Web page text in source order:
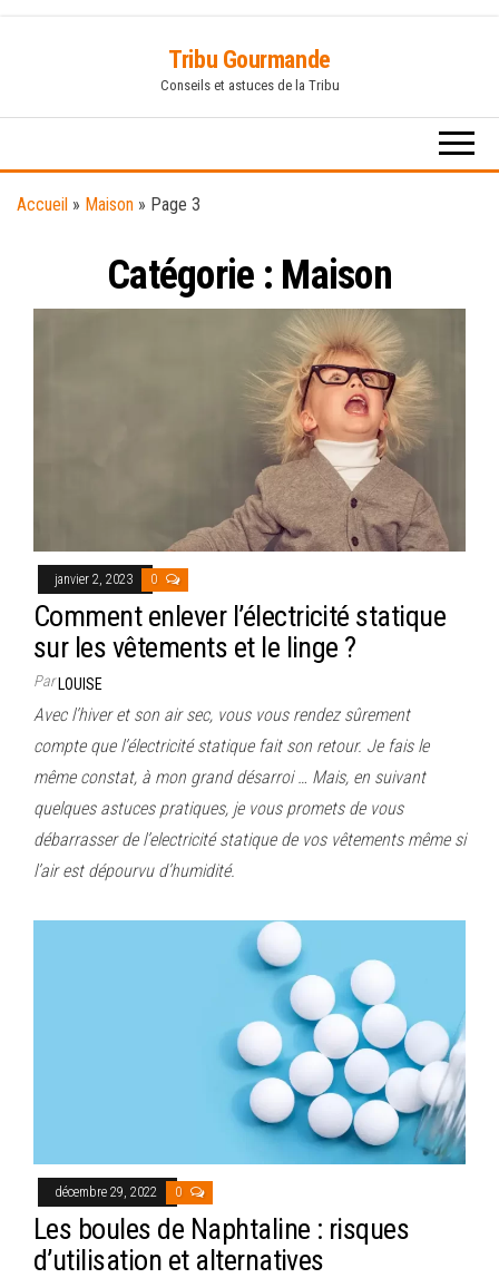
content
Tribu Gourmande
Conseils et astuces de la Tribu
Accueil » Maison » Page 3
Catégorie : Maison
janvier 2, 2023 0
Comment enlever l’électricité statique
sur les vêtements et le linge ?
ParLOUISE
Avec l’hiver et son air sec, vous vous rendez sûrement
compte que l’électricité statique fait son retour. Je fais le
même constat, à mon grand désarroi … Mais, en suivant
quelques astuces pratiques, je vous promets de vous
débarrasser de l’electricité statique de vos vêtements même si
l’air est dépourvu d’humidité.
décembre 29, 2022 0
Les boules de Naphtaline : risques
d’utilisation et alternatives